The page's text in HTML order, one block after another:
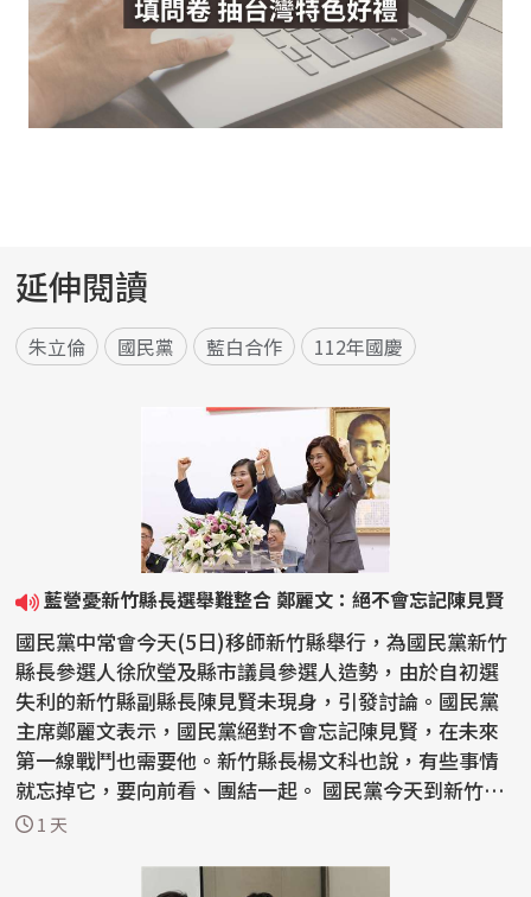
延伸閱讀
朱立倫 國民黨 藍白合作 112年國慶
藍營憂新竹縣長選舉難整合 鄭麗文：絕不會忘記陳見賢
國民黨中常會今天(5日)移師新竹縣舉行，為國民黨新竹
縣長參選人徐欣瑩及縣市議員參選人造勢，由於自初選
失利的新竹縣副縣長陳見賢未現身，引發討論。國民黨
主席鄭麗文表示，國民黨絕對不會忘記陳見賢，在未來
第一線戰鬥也需要他。新竹縣長楊文科也說，有些事情
就忘掉它，要向前看、團結一起。 國民黨今天到新竹縣
舉行...
1 天